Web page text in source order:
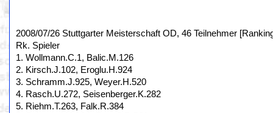
2008/07/26 Stuttgarter Meisterschaft OD, 46 Teilnehmer
Rk. Spieler
1. Wollmann.C.1, Balic.M.126
2. Kirsch.J.102, Eroglu.H.924
3. Schramm.J.925, Weyer.H.520
4. Rasch.U.272, Seisenberger.K.282
5. Riehm.T.263, Falk.R.384